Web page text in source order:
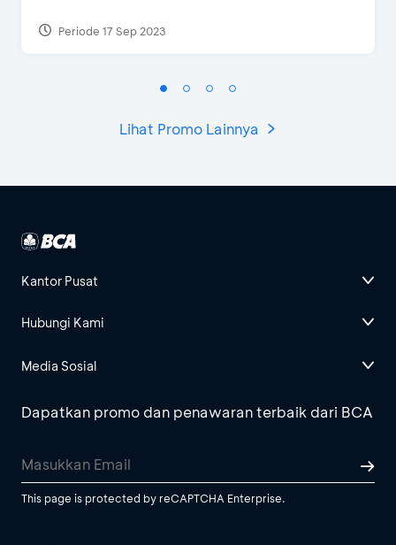
Periode 17 Sep 2023
Lihat Promo Lainnya
Kantor Pusat
Hubungi Kami
Media Sosial
Dapatkan promo dan penawaran terbaik dari BCA
This page is protected by reCAPTCHA Enterprise.